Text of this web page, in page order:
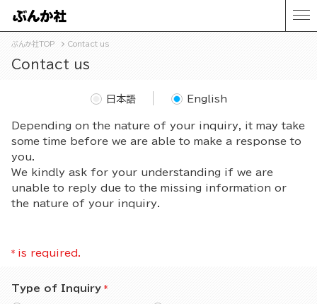
ぶんか社TOP Contact us
Contact us
Depending on the nature of your inquiry, it may take
some time before we are able to make a response to
you.
We kindly ask for your understanding if we are
unable to reply due to the missing information or
the nature of your inquiry.
日本語 English
* is required.
Type of Inquiry